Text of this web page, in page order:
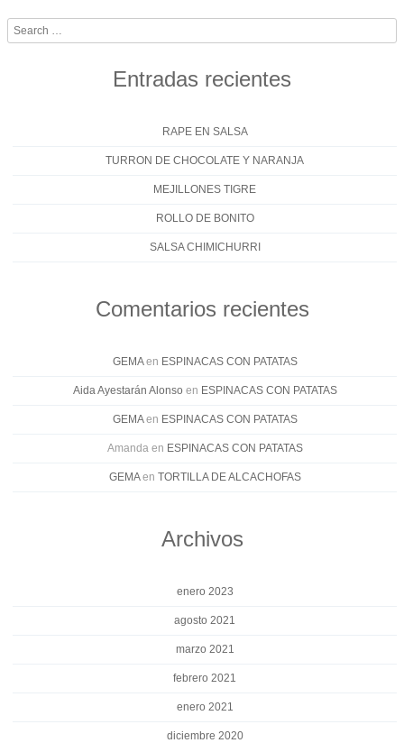
Search
Entradas recientes
RAPE EN SALSA
TURRON DE CHOCOLATE Y NARANJA
MEJILLONES TIGRE
ROLLO DE BONITO
SALSA CHIMICHURRI
Comentarios recientes
GEMAen ESPINACAS CON PATATAS
Aida Ayestarán Alonso en ESPINACAS CON PATATAS
GEMAen ESPINACAS CON PATATAS
Amanda en ESPINACAS CON PATATAS
GEMAen TORTILLA DE ALCACHOFAS
Archivos
enero 2023
agosto 2021
marzo 2021
febrero 2021
enero 2021
diciembre 2020